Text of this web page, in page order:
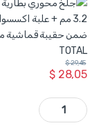
$28,05
$29,45
TMGLI0801 - جلخ محوري بطارية 8 فولط 3.2 مم + علبة اكسسوارات ضمن حقيبة قماشية ماركة TOTAL quantity